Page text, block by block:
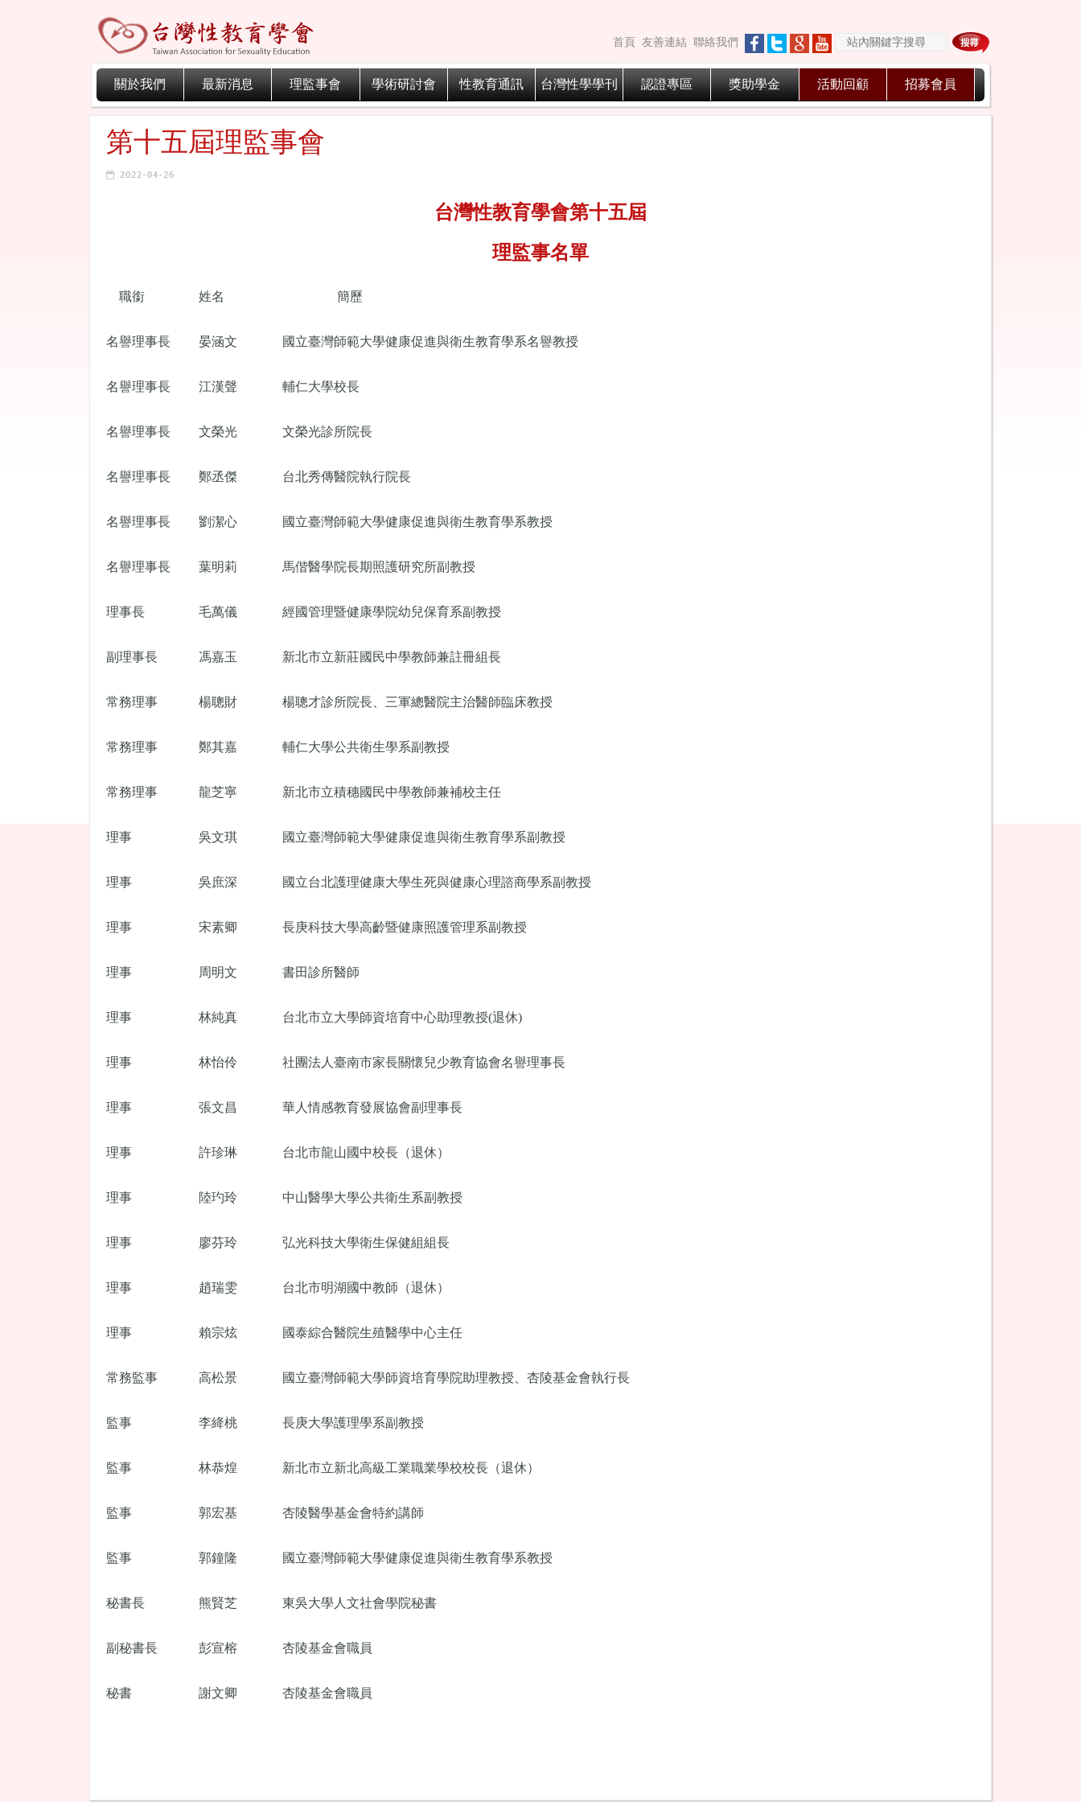
首頁 友善連結 聯絡我們
關於我們 最新消息 理監事會 學術研討會 性教育通訊 台灣性學學刊 認證專區 獎助學金 活動回顧 招募會員
第十五屆理監事會
2022-04-26
台灣性教育學會第十五屆
理監事名單
職銜 姓名 簡歷
名譽理事長 晏涵文 國立臺灣師範大學健康促進與衛生教育學系名譽教授
名譽理事長 江漢聲 輔仁大學校長
名譽理事長 文榮光 文榮光診所院長
名譽理事長 鄭丞傑 台北秀傳醫院執行院長
名譽理事長 劉潔心 國立臺灣師範大學健康促進與衛生教育學系教授
名譽理事長 葉明莉 馬偕醫學院長期照護研究所副教授
理事長 毛萬儀 經國管理暨健康學院幼兒保育系副教授
副理事長 馮嘉玉 新北市立新莊國民中學教師兼註冊組長
常務理事 楊聰財 楊聰才診所院長、三軍總醫院主治醫師臨床教授
常務理事 鄭其嘉 輔仁大學公共衛生學系副教授
常務理事 龍芝寧 新北市立積穗國民中學教師兼補校主任
理事 吳文琪 國立臺灣師範大學健康促進與衛生教育學系副教授
理事 吳庶深 國立台北護理健康大學生死與健康心理諮商學系副教授
理事 宋素卿 長庚科技大學高齡暨健康照護管理系副教授
理事 周明文 書田診所醫師
理事 林純真 台北市立大學師資培育中心助理教授(退休)
理事 林怡伶 社團法人臺南市家長關懷兒少教育協會名譽理事長
理事 張文昌 華人情感教育發展協會副理事長
理事 許珍琳 台北市龍山國中校長（退休）
理事 陸玓玲 中山醫學大學公共衛生系副教授
理事 廖芬玲 弘光科技大學衛生保健組組長
理事 趙瑞雯 台北市明湖國中教師（退休）
理事 賴宗炫 國泰綜合醫院生殖醫學中心主任
常務監事 高松景 國立臺灣師範大學師資培育學院助理教授、杏陵基金會執行長
監事 李絳桃 長庚大學護理學系副教授
監事 林恭煌 新北市立新北高級工業職業學校校長（退休）
監事 郭宏基 杏陵醫學基金會特約講師
監事 郭鐘隆 國立臺灣師範大學健康促進與衛生教育學系教授
秘書長 熊賢芝 東吳大學人文社會學院秘書
副秘書長 彭宣榕 杏陵基金會職員
秘書 謝文卿 杏陵基金會職員